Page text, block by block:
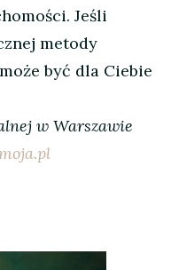
Jeśli
metody
być dla Ciebie
w Warszawie